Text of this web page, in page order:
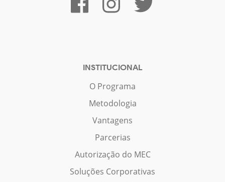
INSTITUCIONAL
O Programa
Metodologia
Vantagens
Parcerias
Autorização do MEC
Soluções Corporativas